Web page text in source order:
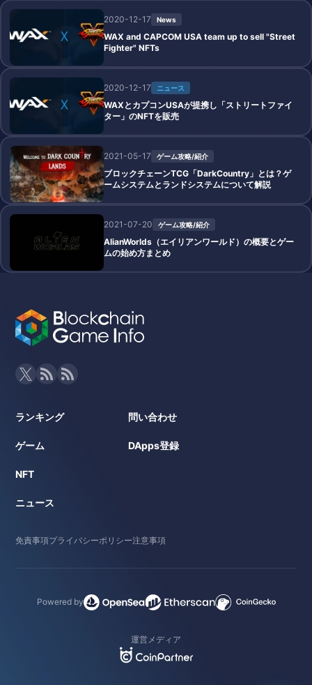
2020-12-17 News
WAX and CAPCOM USA team up to sell "Street
Fighter" NFTs
2020-12-17 ニュース
WAXとカプコンUSAが提携し「ストリートファイ
ター」のNFTを販売
2021-05-17 ゲーム攻略/紹介
ブロックチェーンTCG「DarkCountry」とは？ゲ
ームシステムとランドシステムについて解説
2021-07-20 ゲーム攻略/紹介
AlianWorlds（エイリアンワールド）の概要とゲー
ムの始め方まとめ
ランキング
ゲーム
NFT
ニュース
問い合わせ
DApps登録
免責事項プライバシーポリシー注意事項
Powered by
運営メディア